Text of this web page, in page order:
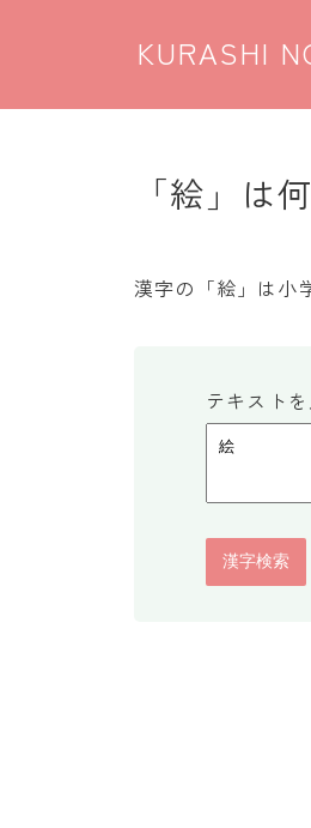
KURASHI
「絵」は
漢字の「絵」は小
テキストを